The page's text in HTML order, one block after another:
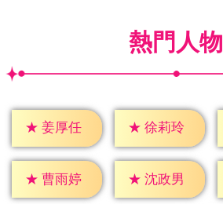
熱門人物
★ 姜厚任 ★ 徐莉玲
★ 曹雨婷 ★ 沈政男